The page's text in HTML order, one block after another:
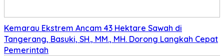
Kemarau Ekstrem Ancam 43 Hektare Sawah di
Tangerang, Basuki, SH., MM., MH. Dorong Langkah Cepat
Pemerintah